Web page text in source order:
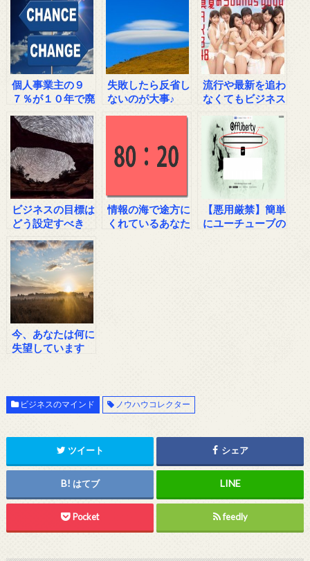
個人事業主の９
７％が１０年で廃
失敗したら反省し
ないのが大事♪
流行や最新を追わ
なくてもビジネス
は？
ビジネスの目標は
どう設定すべき
情報の海で途方に
くれているあなた
【悪用厳禁】簡単
にユーチューブの
今、あなたは何に
失望しています
ビジネスのマインド ノウハウコレクター
ツイート シェア
はてブ
Pocket feedly